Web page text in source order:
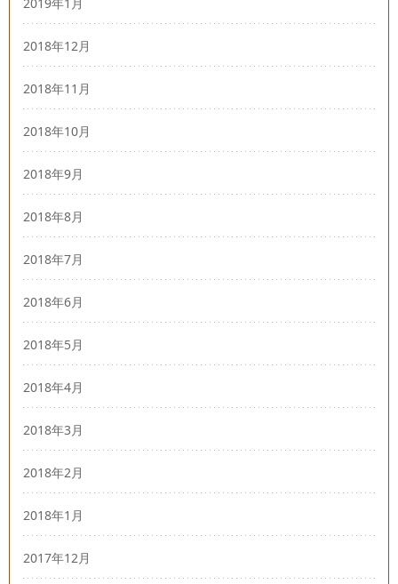
2018年12月
2018年11月
2018年10月
2018年9月
2018年8月
2018年7月
2018年6月
2018年5月
2018年4月
2018年3月
2018年2月
2018年1月
2017年12月